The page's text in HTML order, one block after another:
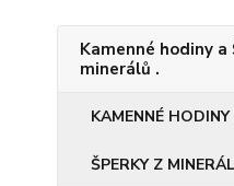
Kamenné hodiny a
minerálů .
KAMENNÉ HODINY
ŠPERKY Z